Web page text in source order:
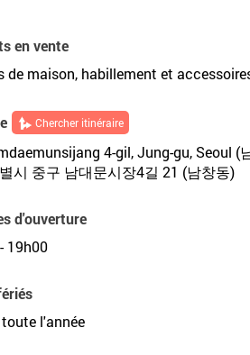
en vente
de maison, habillement et
Chercher itinéraire
4-gil, Jung-gu, Seoul (
시 중구 남대문시장4길 21 (남창동)
d'ouverture
19h00
l'année